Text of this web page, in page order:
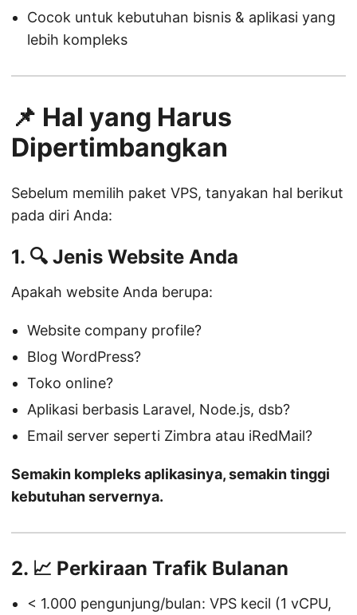
Cocok untuk kebutuhan bisnis & aplikasi yang
lebih kompleks
📌 Hal yang Harus
Dipertimbangkan
Sebelum memilih paket VPS, tanyakan hal berikut
pada diri Anda:
1. 🔍 Jenis Website Anda
Apakah website Anda berupa:
Website company profile?
Blog WordPress?
Toko online?
Aplikasi berbasis Laravel, Node.js, dsb?
Email server seperti Zimbra atau iRedMail?
Semakin kompleks aplikasinya, semakin tinggi
kebutuhan servernya.
2. 📈 Perkiraan Trafik Bulanan
< 1.000 pengunjung/bulan: VPS kecil (1 vCPU,